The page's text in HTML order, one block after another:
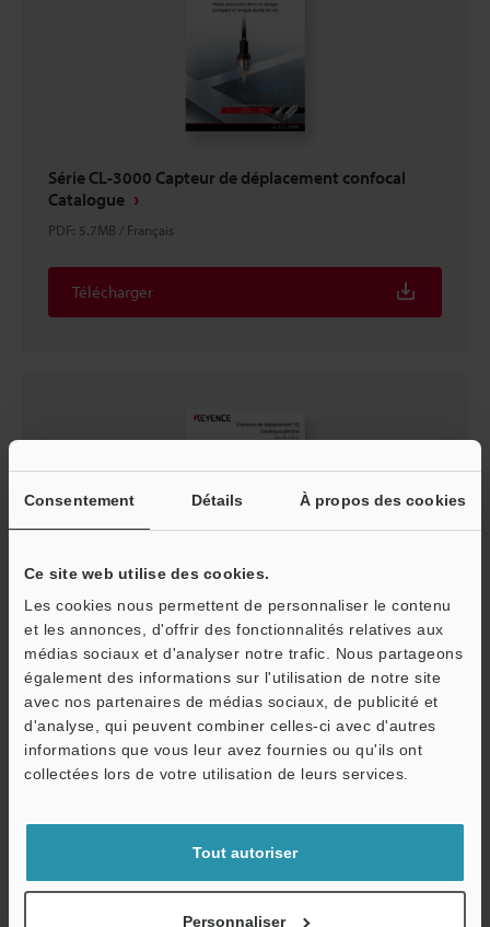
Consentement Détails À propos des cookies
Ce site web utilise des cookies.
Les cookies nous permettent de personnaliser le contenu
et les annonces, d'offrir des fonctionnalités relatives aux
médias sociaux et d'analyser notre trafic. Nous partageons
également des informations sur l'utilisation de notre site
avec nos partenaires de médias sociaux, de publicité et
d'analyse, qui peuvent combiner celles-ci avec d'autres
informations que vous leur avez fournies ou qu'ils ont
collectées lors de votre utilisation de leurs services.
Tout autoriser
Personnaliser
Série CL-3000 Capteur de déplacement confocal
Catalogue
PDF: 5.7MB / Français
Télécharger
Série CL/LK-G Capteurs de déplacement 1D
Catalogue Général
PDF:8MB /Français
Télécharger